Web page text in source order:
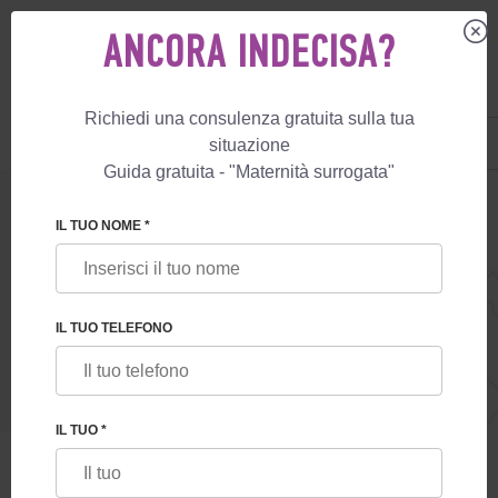
ANCORA INDECISA?
Richiedi una consulenza gratuita sulla tua
situazione
Guida gratuita - "Maternità surrogata"
IL TUO NOME *
IL TUO TELEFONO
IL TUO *